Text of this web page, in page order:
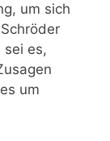
um sich
sei es,
um